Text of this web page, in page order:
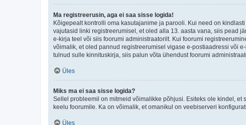
Ma registreerusin, aga ei saa sisse logida!
Kõigepealt kontrolli oma kasutajanime ja parooli. Kui need on
vajutasid linki registreerumisel, et oled alla 13. aasta vana, siis pead
e-kirja teel või siis foorumi administraatorilt. Kui foorumi
võimalik, et oled pannud registreerumisel vigase e-postiaadressi või
tulnud sulle kinnituskirja, siis palun võta ühendust foorumi
Üles
Miks ma ei saa sisse logida?
Sellel probleemil on mitmeid võimalikke põhjusi. Esiteks ole kindel,
keelu foorumile. Ka on võimalik, et omanikul on veebiserveri
Üles